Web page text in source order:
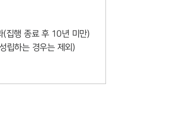
뉴스레터/브로슈어
세미나
대륜법률상담예약
(집행 종료 후 10년 미만)
립하는 경우는 제외)